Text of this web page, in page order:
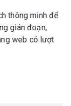
thông minh để
gián đoạn,
web có lượt